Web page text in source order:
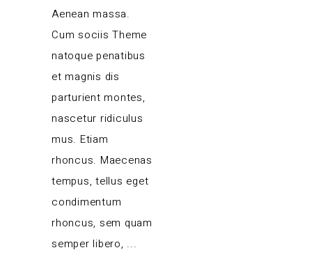
Aenean massa.
Cum sociis Theme
natoque penatibus
et magnis dis
parturient montes,
nascetur ridiculus
mus. Etiam
rhoncus. Maecenas
tempus, tellus eget
condimentum
rhoncus, sem quam
semper libero,